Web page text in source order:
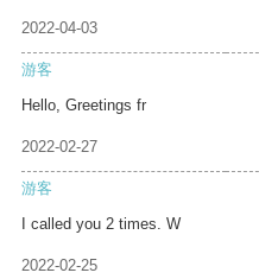
2022-04-03
游客
Hello, Greetings fr
2022-02-27
游客
I called you 2 times. W
2022-02-25